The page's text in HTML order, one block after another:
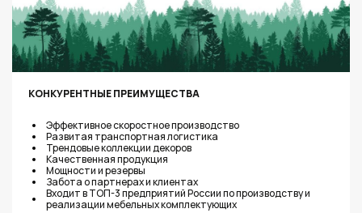
КОНКУРЕНТНЫЕ ПРЕИМУЩЕСТВА
Эффективное скоростное производство
Развитая транспортная логистика
Трендовые коллекции декоров
Качественная продукция
Мощности и резервы
Забота о партнерах и клиентах
Входит в ТОП-3 предприятий России по производству и
реализации мебельных комплектующих